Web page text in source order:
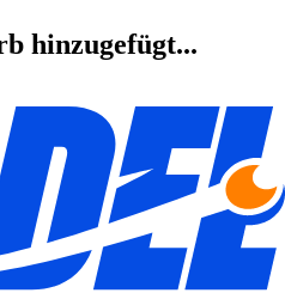
hinzugefügt...